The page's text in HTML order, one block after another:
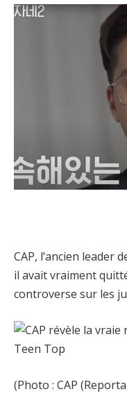
CAP, l’ancien leader
il avait vraiment
controverse sur les
(Photo : CAP